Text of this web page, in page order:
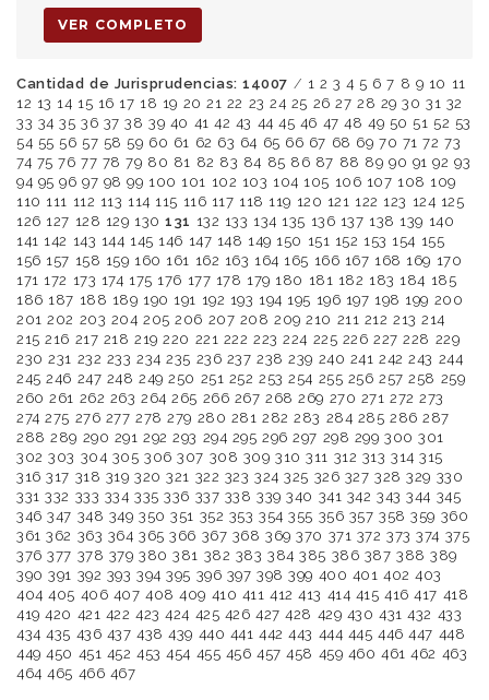
VER COMPLETO
Cantidad de Jurisprudencias: 14007 / 1 2 3 4 5 6 7 8 9 10 11
12 13 14 15 16 17 18 19 20 21 22 23 24 25 26 27 28 29 30 31 32
33 34 35 36 37 38 39 40 41 42 43 44 45 46 47 48 49 50 51 52 53
54 55 56 57 58 59 60 61 62 63 64 65 66 67 68 69 70 71 72 73
74 75 76 77 78 79 80 81 82 83 84 85 86 87 88 89 90 91 92 93
94 95 96 97 98 99 100 101 102 103 104 105 106 107 108 109
110 111 112 113 114 115 116 117 118 119 120 121 122 123 124 125
126 127 128 129 130 131 132 133 134 135 136 137 138 139 140
141 142 143 144 145 146 147 148 149 150 151 152 153 154 155
156 157 158 159 160 161 162 163 164 165 166 167 168 169 170
171 172 173 174 175 176 177 178 179 180 181 182 183 184 185
186 187 188 189 190 191 192 193 194 195 196 197 198 199 200
201 202 203 204 205 206 207 208 209 210 211 212 213 214
215 216 217 218 219 220 221 222 223 224 225 226 227 228 229
230 231 232 233 234 235 236 237 238 239 240 241 242 243 244
245 246 247 248 249 250 251 252 253 254 255 256 257 258 259
260 261 262 263 264 265 266 267 268 269 270 271 272 273
274 275 276 277 278 279 280 281 282 283 284 285 286 287
288 289 290 291 292 293 294 295 296 297 298 299 300 301
302 303 304 305 306 307 308 309 310 311 312 313 314 315
316 317 318 319 320 321 322 323 324 325 326 327 328 329 330
331 332 333 334 335 336 337 338 339 340 341 342 343 344 345
346 347 348 349 350 351 352 353 354 355 356 357 358 359 360
361 362 363 364 365 366 367 368 369 370 371 372 373 374 375
376 377 378 379 380 381 382 383 384 385 386 387 388 389
390 391 392 393 394 395 396 397 398 399 400 401 402 403
404 405 406 407 408 409 410 411 412 413 414 415 416 417 418
419 420 421 422 423 424 425 426 427 428 429 430 431 432 433
434 435 436 437 438 439 440 441 442 443 444 445 446 447 448
449 450 451 452 453 454 455 456 457 458 459 460 461 462 463
464 465 466 467